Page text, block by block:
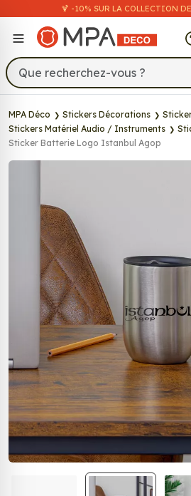
🍹 -10% SUR LA COLLECTION
MPA
MPA Déco Stickers Décorations
Stickers Matériel Audio / Instruments
Sticker Batterie Logo Istanbul Agop